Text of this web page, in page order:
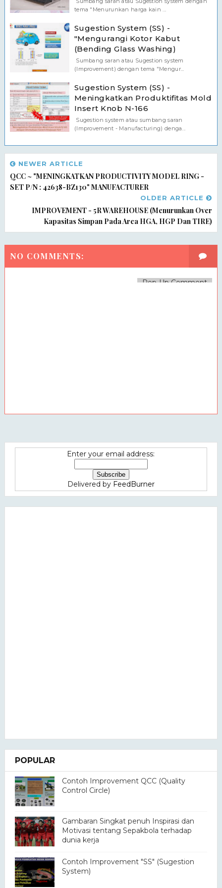
tema "Menurunkan harga kain ...
Sugestion System (SS) -
"Mengurangi Kotor Kabut
(Bending Glass Washing)
Sumbang saran atau Sugestion system
(Improvement) dengan tema "Mengur...
Sugestion System (SS) -
Meningkatkan Produktifitas Mold
Insert Knob N-166
Sugestion system atau sumbang saran
(Improvement - Manufacturing) denga...
NEWER ARTICLE
QCC ~ "MENINGKATKAN PRODUCTIVITY MODEL RING -
SET P/n : 42638-BZ130" MANUFACTURER
OLDER ARTICLE
IMPROVEMENT - 5R WAREHOUSE (Menurunkan Over
Kapasitas Simpan Pada Area HGA, HGP Dan TIRE)
NO COMMENTS:
Pop-Up Comment
Enter your email address:
Delivered by FeedBurner
POPULAR
Contoh Improvement QCC (Quality
Control Circle)
Gambaran Singkat penuh Inspirasi dan
Motivasi tentang Sepakbola terhadap
dunia kerja
Contoh Improvement "SS" (Sugestion
System)